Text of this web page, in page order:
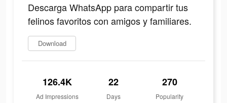
Descarga WhatsApp para compartir tus
felinos favoritos con amigos y familiares.
Download
126.4K
Ad Impressions
22
Days
270
Popularity